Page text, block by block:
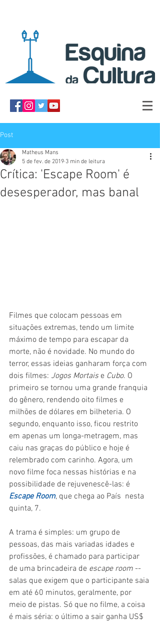
Post
Crítica: 'Escape Room' é
desesperador, mas banal
Matheus Mans
5 de fev. de 2019 3 min de leitura
Filmes que colocam pessoas em
situações extremas, tendo um limite
máximo de tempo para escapar da
morte, não é novidade. No mundo do
terror, essas ideias ganharam força com
dois filmes: Jogos Mortais e Cubo. O
primeiro se tornou uma grande franquia
do gênero, rendendo oito filmes e
milhões de dólares em bilheteria. O
segundo, enquanto isso, ficou restrito
em apenas um longa-metragem, mas
caiu nas graças do público e hoje é
relembrado com carinho. Agora, um
novo filme foca nessas histórias e na
possibilidade de rejuvenescê-las: é
Escape Room, que chega ao País  nesta
quinta, 7.
A trama é simples: um grupo de
pessoas, das mais variadas idades e
profissões, é chamado para participar
de uma brincadeira de escape room --
salas que exigem que o participante saia
em até 60 minutos, geralmente, por
meio de pistas. Só que no filme, a coisa
é mais séria: o último a sair ganha US$